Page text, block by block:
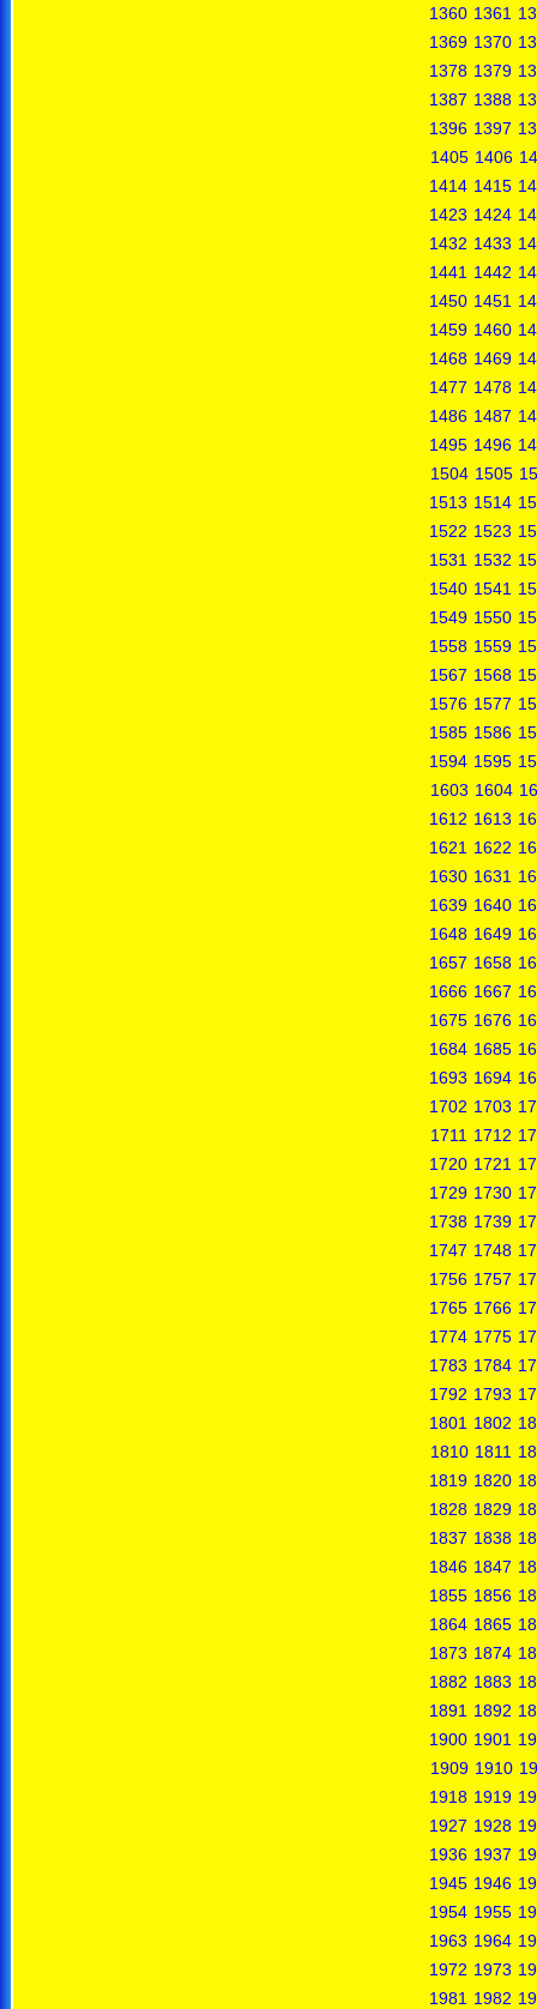
1360 1361
1369 1370
1378 1379
1387 1388
1396 1397
1405 1406
1414 1415
1423 1424
1432 1433
1441 1442
1450 1451
1459 1460
1468 1469
1477 1478
1486 1487
1495 1496
1504 1505
1513 1514
1522 1523
1531 1532
1540 1541
1549 1550
1558 1559
1567 1568
1576 1577
1585 1586
1594 1595
1603 1604
1612 1613
1621 1622
1630 1631
1639 1640
1648 1649
1657 1658
1666 1667
1675 1676
1684 1685
1693 1694
1702 1703
1711 1712
1720 1721
1729 1730
1738 1739
1747 1748
1756 1757
1765 1766
1774 1775
1783 1784
1792 1793
1801 1802
1810 1811
1819 1820
1828 1829
1837 1838
1846 1847
1855 1856
1864 1865
1873 1874
1882 1883
1891 1892
1900 1901
1909 1910
1918 1919
1927 1928
1936 1937
1945 1946
1954 1955
1963 1964
1972 1973
1981 1982